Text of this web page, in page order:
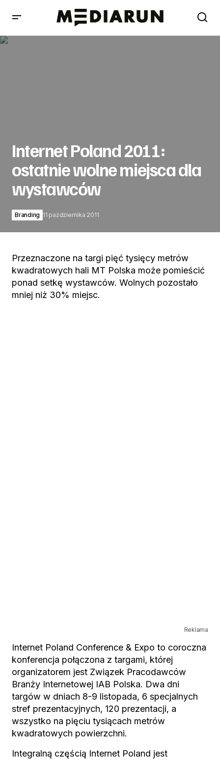
Internet Poland 2011:
ostatnie wolne miejsca dla
wystawców
Branding 11 października 2011
Przeznaczone na targi pięć tysięcy metrów
kwadratowych hali MT Polska może pomieścić
ponad setkę wystawców. Wolnych pozostało
mniej niż 30% miejsc.
Reklama
Internet Poland Conference & Expo to coroczna
konferencja połączona z targami, której
organizatorem jest Związek Pracodawców
Branży Internetowej IAB Polska. Dwa dni
targów w dniach 8-9 listopada, 6 specjalnych
stref prezentacyjnych, 120 prezentacji, a
wszystko na pięciu tysiącach metrów
kwadratowych powierzchni.
Integralną częścią Internet Poland jest